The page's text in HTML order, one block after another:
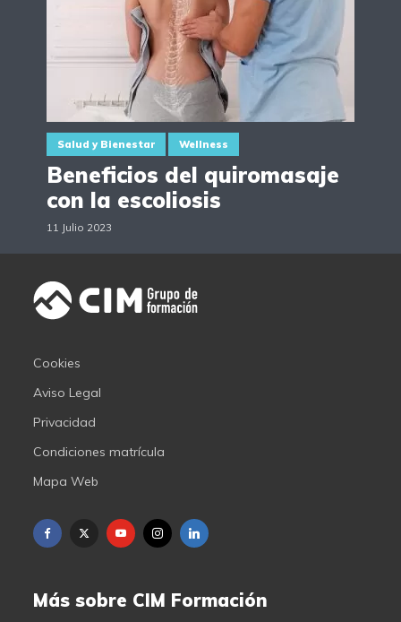
Salud y Bienestar Wellness
Beneficios del quiromasaje
con la escoliosis
11 Julio 2023
Cookies
Aviso Legal
Privacidad
Condiciones matrícula
Mapa Web
Más sobre CIM Formación